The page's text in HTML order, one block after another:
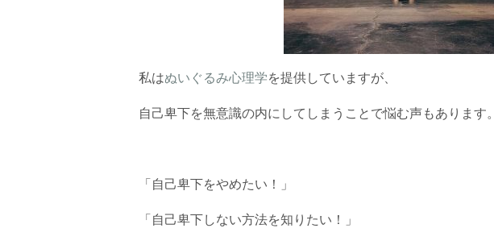
私はぬいぐるみ心理学を提供していますが、
自己卑下を無意識の内にしてしまうことで悩む声もあります。
「自己卑下をやめたい！」
「自己卑下しない方法を知りたい！」